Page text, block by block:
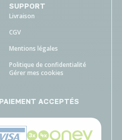
SUPPORT
Livraison
CGV
Mentions légales
Politique de confidentialité
Gérer mes cookies
ACCEPTÉS